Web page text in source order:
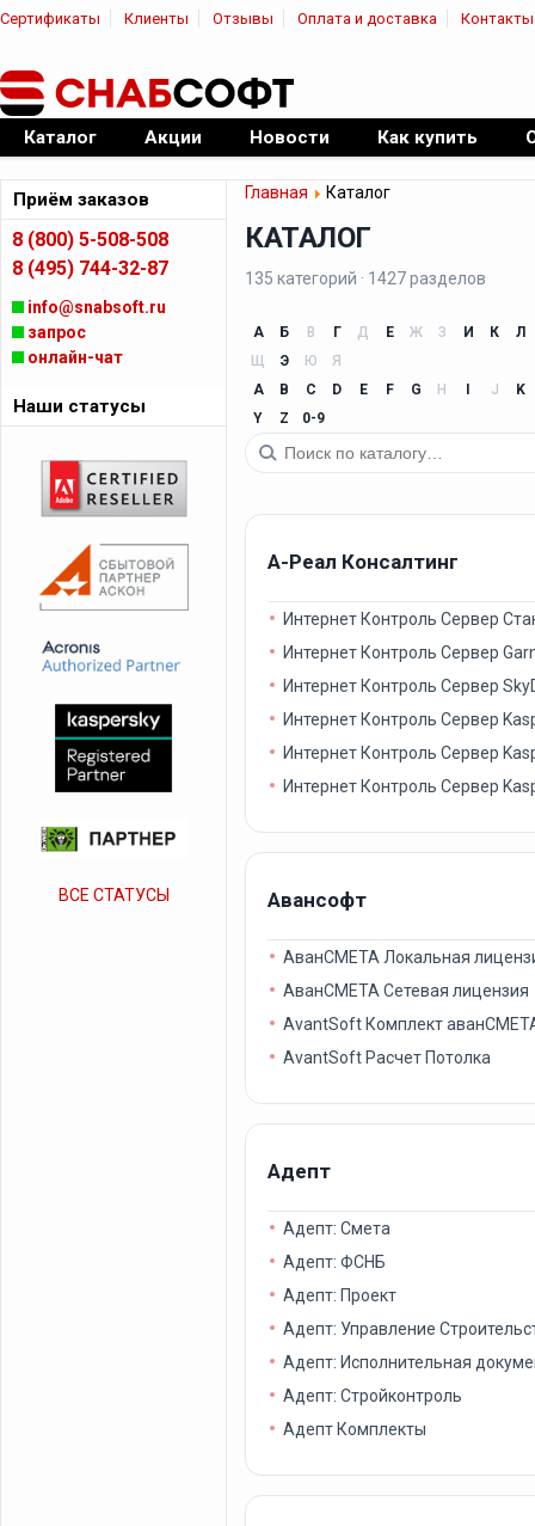
Сертификаты Клиенты Отзывы Оплата и доставка Контакты
Официальный дилер ПО
Каталог Акции Новости Как купить
Главная Каталог
КАТАЛОГ
135 категорий · 1427 разделов
А Б В Г Д Е Ж З И К
Л
Щ
Э Ю
Я
A
B C D E F G H J
K
Y
Z 0-9
А-Реал Консалтинг
Интернет Контроль Сервер
Интернет Контроль Сервер
Интернет Контроль Сервер
Интернет Контроль Сервер
Интернет Контроль Сервер
Интернет Контроль Сервер
Авансофт
АванСМЕТА Локальная
АванСМЕТА Сетевая лицензия
AvantSoft Комплект
AvantSoft Расчет Потолка
Адепт
Адепт: Смета
Адепт: ФСНБ
Адепт: Проект
Адепт: Управление
Адепт: Исполнительная
Адепт: Стройконтроль
Адепт Комплекты
Приём заказов
8 (800) 5-508-508
8 (495) 744-32-87
info@snabsoft.ru
запрос
онлайн-чат
Наши статусы
ВСЕ СТАТУСЫ